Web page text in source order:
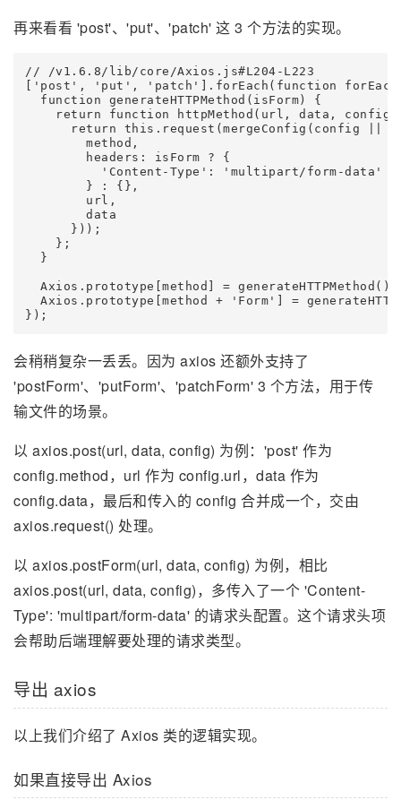
再来看看 'post'、'put'、'patch' 这 3 个方法的实现。
// /v1.6.8/lib/core/Axios.js#L204-L223
['post', 'put', 'patch'].forEach(function
  function generateHTTPMethod(isForm) {
return function httpMethod(url, data, config)
return this.request(mergeConfig(config ||
        method,
        headers: isForm ? {
          'Content-Type': 'multipart/form-data'
        } : {},
        url,
        data
      }));
    };
  }
  Axios.prototype[method] = generateHTTPMethod();
Axios.prototype[method + 'Form'] =
会稍稍复杂一丢丢。因为 axios 还额外支持了
'postForm'、'putForm'、'patchForm' 3 个方法，用于传
输文件的场景。
以 axios.post(url, data, config) 为例：'post' 作为
config.method，url 作为 config.url，data 作为
config.data，最后和传入的 config 合并成一个，交由
axios.request() 处理。
以 axios.postForm(url, data, config) 为例，相比
axios.post(url, data, config)，多传入了一个 'Content-
Type': 'multipart/form-data' 的请求头配置。这个请求头项
会帮助后端理解要处理的请求类型。
导出 axios
以上我们介绍了 Axios 类的逻辑实现。
如果直接导出 Axios